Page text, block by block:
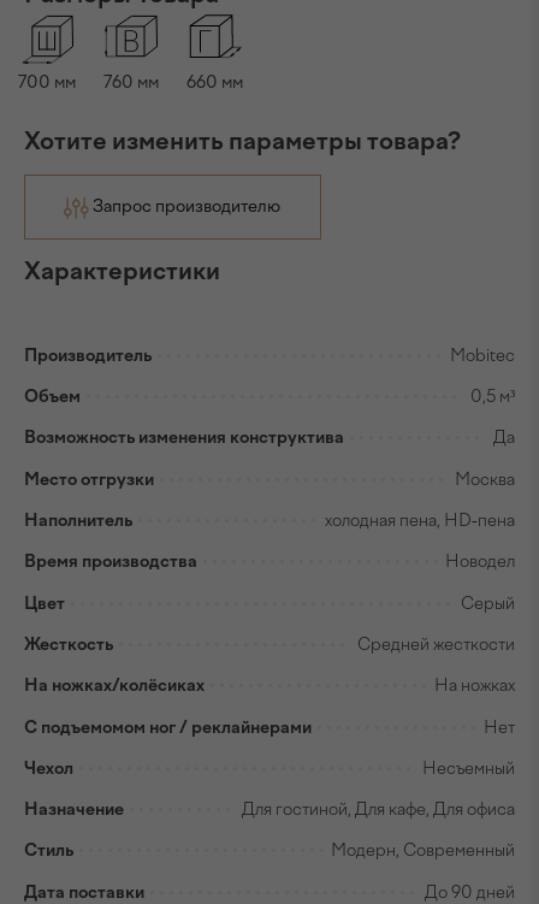
700 мм 760 мм 660 мм
Хотите изменить параметры товара?
Запрос производителю
Характеристики
Производитель Mobitec
Объем 0,5 м³
Возможность изменения конструктива Да
Место отгрузки Москва
Наполнитель холодная пена, HD-пена
Время производства Новодел
Цвет Серый
Жесткость Средней жесткости
На ножках/колёсиках На ножках
С подъемомом ног / реклайнерами Нет
Чехол Несъемный
Назначение Для гостиной, Для кафе, Для офиса
Стиль Модерн, Современный
Дата поставки До 90 дней